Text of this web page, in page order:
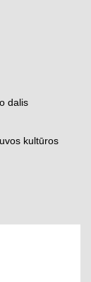
dalis
kultūros